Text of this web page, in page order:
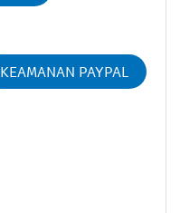
KEAMANAN PAYPAL